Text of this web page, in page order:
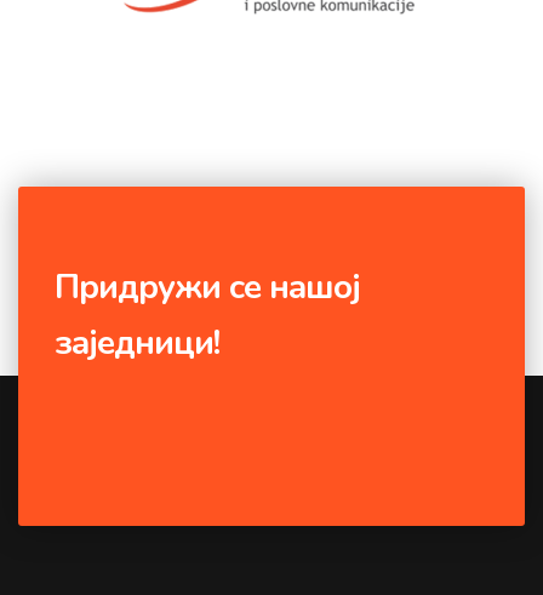
Придружи се нашој
заједници!